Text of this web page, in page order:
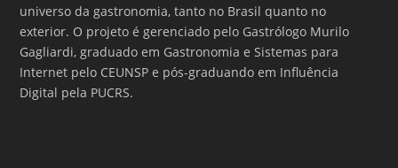
universo da gastronomia, tanto no Brasil quanto no
exterior. O projeto é gerenciado pelo Gastrólogo Murilo
Gagliardi, graduado em Gastronomia e Sistemas para
Internet pelo CEUNSP e pós-graduando em Influência
Digital pela PUCRS.